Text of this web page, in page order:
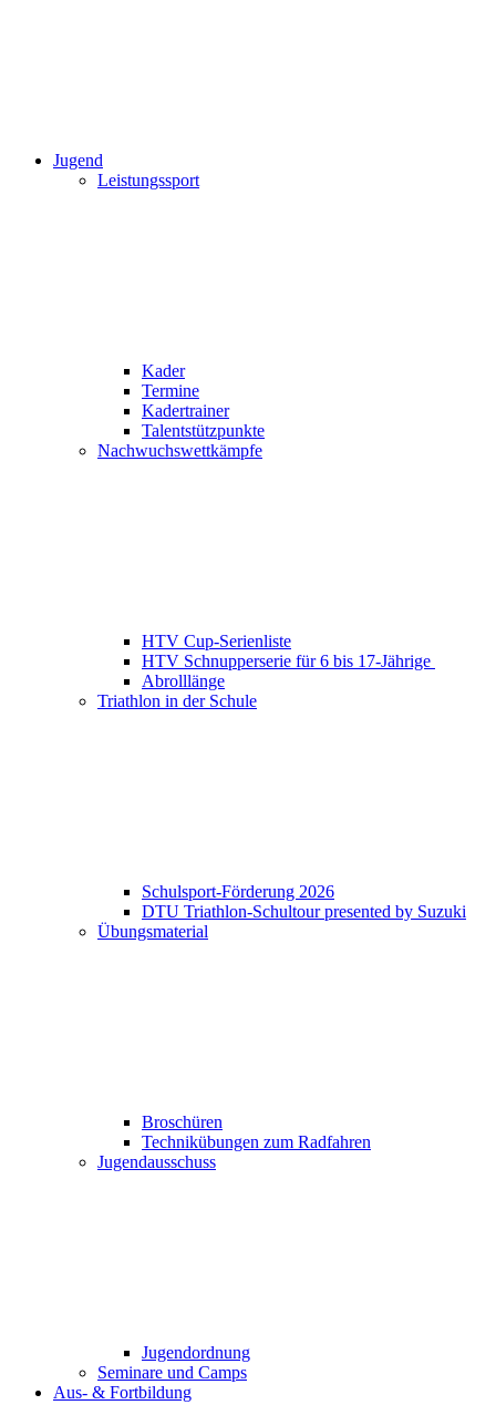
Jugend
Leistungssport
Kader
Termine
Kadertrainer
Talentstützpunkte
Nachwuchswettkämpfe
HTV Cup-Serienliste
HTV Schnupperserie für 6 bis 17-Jährige
Abrolllänge
Triathlon in der Schule
Schulsport-Förderung 2026
DTU Triathlon-Schultour presented by Suzuki
Übungsmaterial
Broschüren
Technikübungen zum Radfahren
Jugendausschuss
Jugendordnung
Seminare und Camps
Aus- & Fortbildung